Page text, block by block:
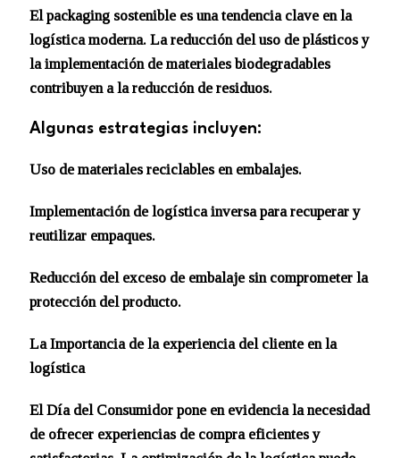
El packaging sostenible es una tendencia clave en la
logística moderna. La reducción del uso de plásticos y
la implementación de materiales biodegradables
contribuyen a la reducción de residuos.
Algunas estrategias incluyen:
Uso de materiales reciclables en embalajes.
Implementación de logística inversa para recuperar y
reutilizar empaques.
Reducción del exceso de embalaje sin comprometer la
protección del producto.
La Importancia de la experiencia del cliente en la
logística
El Día del Consumidor pone en evidencia la necesidad
de ofrecer experiencias de compra eficientes y